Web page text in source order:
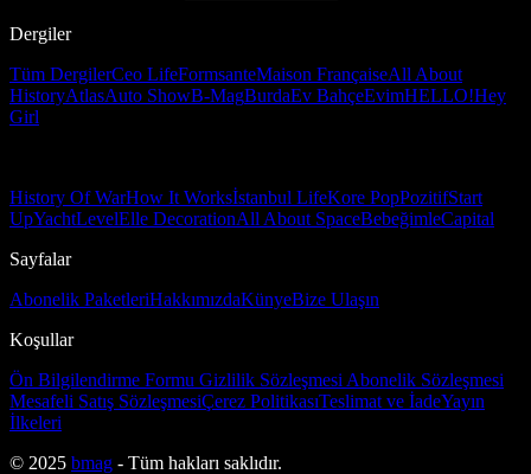
Dergiler
Tüm DergilerCeo LifeFormsanteMaison FrançaiseAll About
HistoryAtlasAuto ShowB-MagBurdaEv BahçeEvimHELLO!Hey
Girl
History Of WarHow It Worksİstanbul LifeKore PopPozitifStart
UpYachtLevelElle DecorationAll About SpaceBebeğimleCapital
Sayfalar
Abonelik PaketleriHakkımızdaKünyeBize Ulaşın
Koşullar
Ön Bilgilendirme Formu Gizlilik Sözleşmesi Abonelik Sözleşmesi
Mesafeli Satış SözleşmesiÇerez PolitikasıTeslimat ve İadeYayın
İlkeleri
© 2025 bmag - Tüm hakları saklıdır.